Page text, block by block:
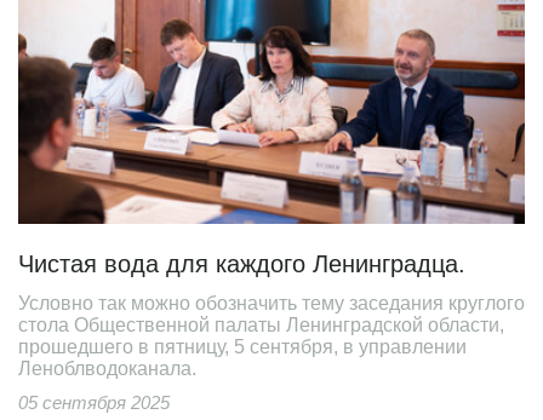
Чистая вода для каждого Ленинградца.
Условно так можно обозначить тему заседания круглого
стола Общественной палаты Ленинградской области,
прошедшего в пятницу, 5 сентября, в управлении
Леноблводоканала.
05 сентября 2025